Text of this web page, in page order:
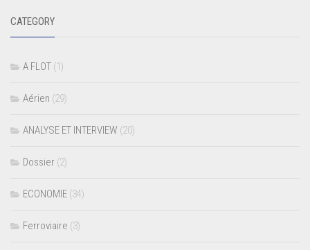
CATEGORY
A FLOT (1)
Aérien (29)
ANALYSE ET INTERVIEW (20)
Dossier (2)
ECONOMIE (34)
Ferroviaire (3)